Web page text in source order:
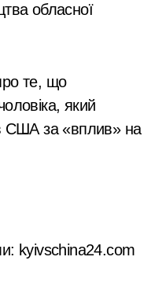
обласної
те, що
який
США за «вплив» на
kyivschina24.com